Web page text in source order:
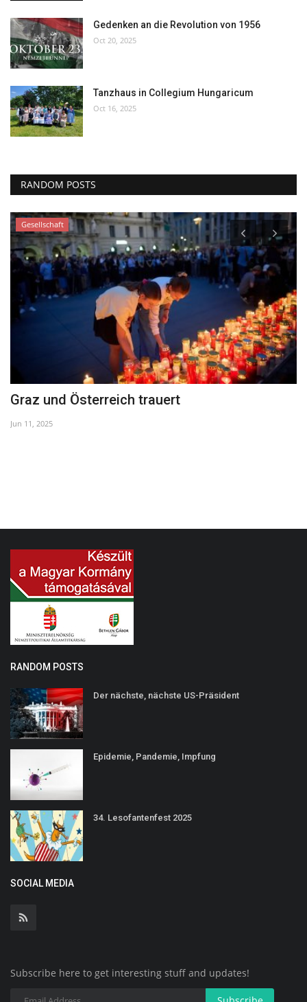
Gedenken an die Revolution von 1956
Oct 20, 2025
Tanzhaus in Collegium Hungaricum
Oct 16, 2025
RANDOM POSTS
Gesellschaft
Graz und Österreich trauert
Jun 11, 2025
RANDOM POSTS
Der nächste, nächste US-Präsident
Epidemie, Pandemie, Impfung
34. Lesofantenfest 2025
SOCIAL MEDIA
Subscribe here to get interesting stuff and updates!